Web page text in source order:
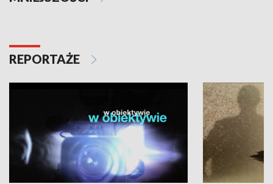
REPORTAŻE